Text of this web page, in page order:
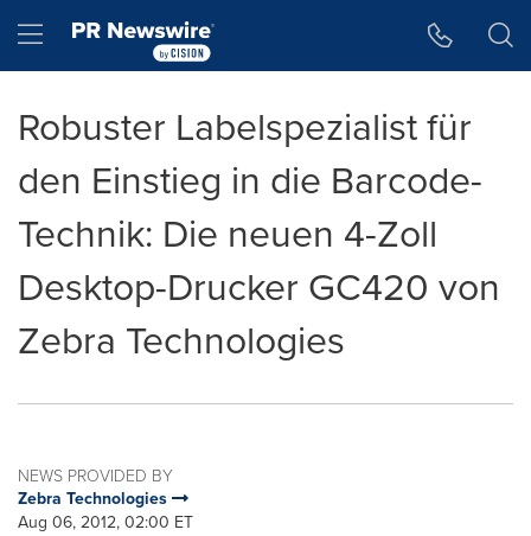
Hamburger menu
Robuster Labelspezialist für
den Einstieg in die Barcode-
Technik: Die neuen 4-Zoll
Desktop-Drucker GC420 von
Zebra Technologies
NEWS PROVIDED BY
Zebra Technologies
Aug 06, 2012, 02:00 ET